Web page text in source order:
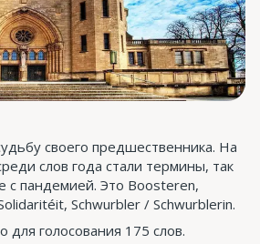
своего предшественника. На
слов года стали термины, так
с пандемией. Это Boosteren,
Schwurbler / Schwurblerin.
для голосования 175 слов.